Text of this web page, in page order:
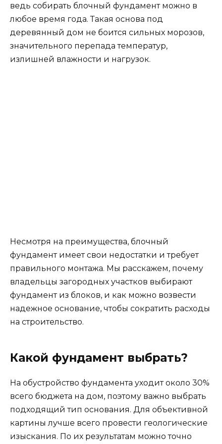
ведь собирать блочный фундамент можно в
любое время года. Такая основа под
деревянный дом не боится сильных морозов,
значительного перепада температур,
излишней влажности и нагрузок.
На обустройство фундамента уходит около 30%
всего бюджета на дом, поэтому важно выбрать
подходящий тип основания. Для объективной
картины лучше всего провести геологические
изыскания. По их результатам можно точно
сказать, какой тип фундамента больше всего
материалов. Один из наиболее
блоки сплошные», которые изготавливают на
заводах из смеси бетона, армированной
металлическими прутьями.